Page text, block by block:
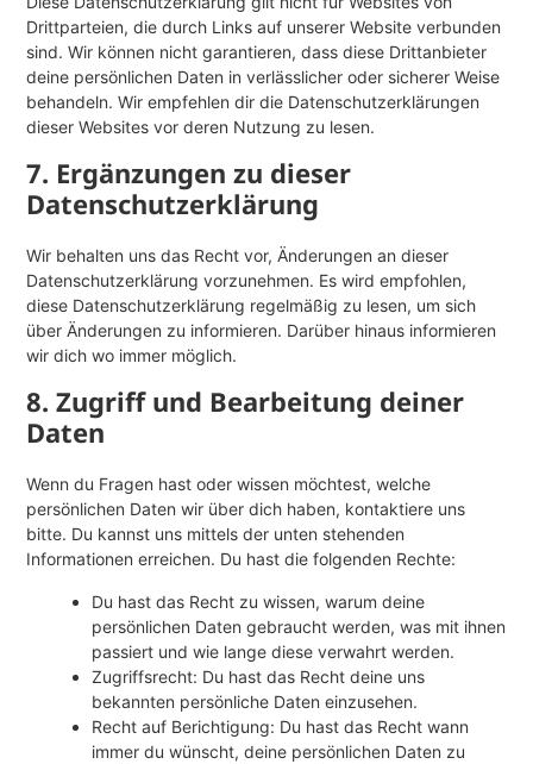
Drittparteien, die durch Links auf unserer Website verbunden
sind. Wir können nicht garantieren, dass diese Drittanbieter
deine persönlichen Daten in verlässlicher oder sicherer Weise
behandeln. Wir empfehlen dir die Datenschutzerklärungen
dieser Websites vor deren Nutzung zu lesen.
7. Ergänzungen zu dieser
Datenschutzerklärung
Wir behalten uns das Recht vor, Änderungen an dieser
Datenschutzerklärung vorzunehmen. Es wird empfohlen,
diese Datenschutzerklärung regelmäßig zu lesen, um sich
über Änderungen zu informieren. Darüber hinaus informieren
wir dich wo immer möglich.
8. Zugriff und Bearbeitung deiner
Daten
Wenn du Fragen hast oder wissen möchtest, welche
persönlichen Daten wir über dich haben, kontaktiere uns
bitte. Du kannst uns mittels der unten stehenden
Informationen erreichen. Du hast die folgenden Rechte:
Du hast das Recht zu wissen, warum deine
persönlichen Daten gebraucht werden, was mit ihnen
passiert und wie lange diese verwahrt werden.
Zugriffsrecht: Du hast das Recht deine uns
bekannten persönliche Daten einzusehen.
Recht auf Berichtigung: Du hast das Recht wann
immer du wünscht, deine persönlichen Daten zu